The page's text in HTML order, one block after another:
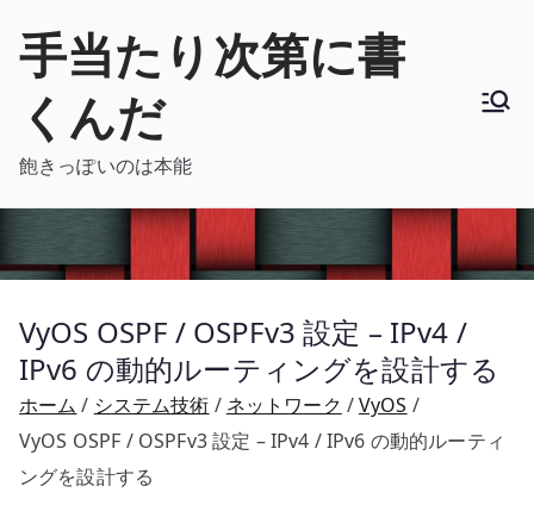
手当たり次第に書
くんだ
飽きっぽいのは本能
VyOS OSPF / OSPFv3 設定 – IPv4 /
IPv6 の動的ルーティングを設計する
ホーム システム技術 ネットワーク
VyOS
VyOS OSPF / OSPFv3 設定 – IPv4 / IPv6 の動的ルーティ
ングを設計する